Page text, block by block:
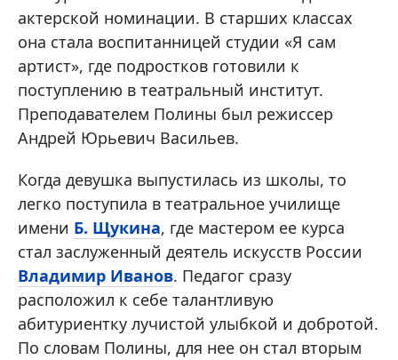
актерской номинации. В старших классах
она стала воспитанницей студии «Я сам
артист», где подростков готовили к
поступлению в театральный институт.
Преподавателем Полины был режиссер
Андрей Юрьевич Васильев.
Когда девушка выпустилась из школы, то
легко поступила в театральное училище
имени Б. Щукина, где мастером ее курса
стал заслуженный деятель искусств России
Владимир Иванов. Педагог сразу
расположил к себе талантливую
абитуриентку лучистой улыбкой и добротой.
По словам Полины, для нее он стал вторым